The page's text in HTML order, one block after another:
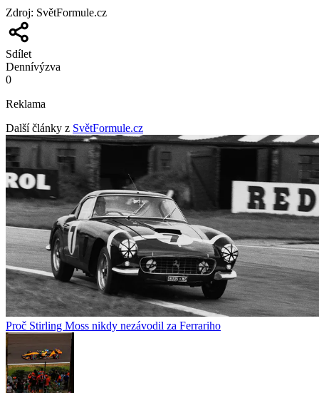
Zdroj: SvětFormule.cz
Sdílet
Dennívýzva
0
Reklama
Další články z SvětFormule.cz
Proč Stirling Moss nikdy nezávodil za Ferrariho